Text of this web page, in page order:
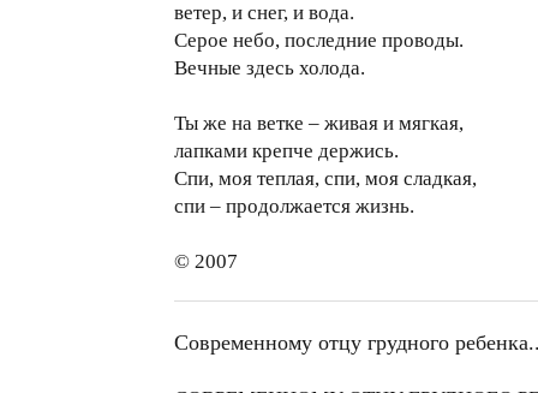
ветер, и снег, и вода.
Серое небо, последние проводы.
Вечные здесь холода.
Ты же на ветке – живая и мягкая,
лапками крепче держись.
Спи, моя теплая, спи, моя сладкая,
спи – продолжается жизнь.
© 2007
Современному отцу грудного